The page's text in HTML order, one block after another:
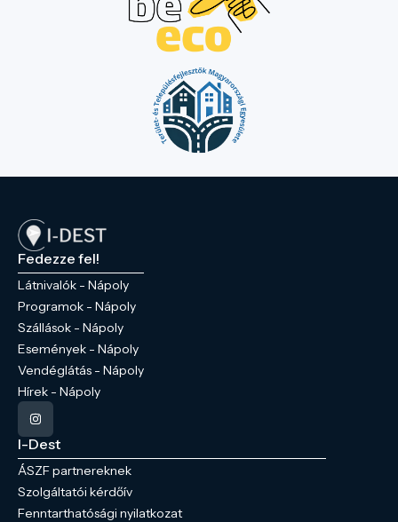
Fedezze fel!
Látnivalók - Nápoly
Programok - Nápoly
Szállások - Nápoly
Események - Nápoly
Vendéglátás - Nápoly
Hírek - Nápoly
I-Dest
ÁSZF partnereknek
Szolgáltatói kérdőív
Fenntarthatósági nyilatkozat